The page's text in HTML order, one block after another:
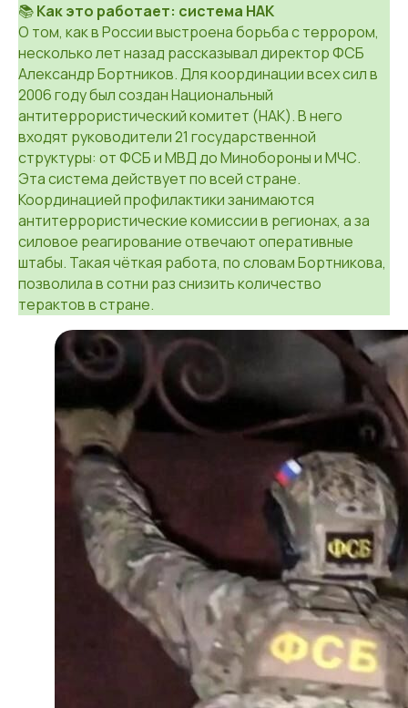
📚Как это работает: система НАК
О том, как в России выстроена борьба с террором,
несколько лет назад рассказывал директор ФСБ
Александр Бортников. Для координации всех сил в
2006 году был создан Национальный
антитеррористический комитет (НАК). В него
входят руководители 21 государственной
структуры: от ФСБ и МВД до Минобороны и МЧС.
Эта система действует по всей стране.
Координацией профилактики занимаются
антитеррористические комиссии в регионах, а за
силовое реагирование отвечают оперативные
штабы. Такая чёткая работа, по словам Бортникова,
позволила в сотни раз снизить количество
терактов в стране.